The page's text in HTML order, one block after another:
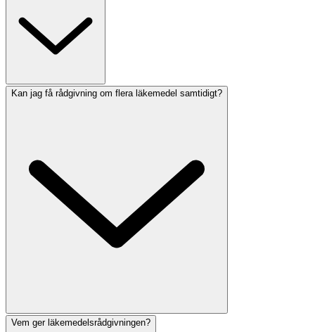
Kan jag få rådgivning om flera läkemedel samtidigt?
Vem ger läkemedelsrådgivningen?